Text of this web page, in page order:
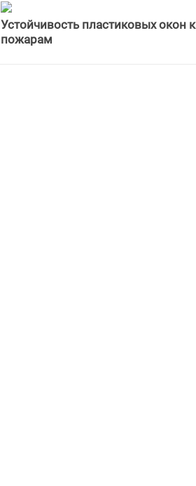
Устойчивость пластиковых окон к
пожарам